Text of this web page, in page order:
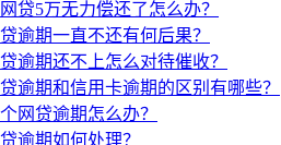
贷5万无力偿还了怎么办？
逾期一直不还有何后果？
逾期还不上怎么对待催收？
逾期和信用卡逾期的区别有哪些？
网贷逾期怎么办？
逾期如何处理？